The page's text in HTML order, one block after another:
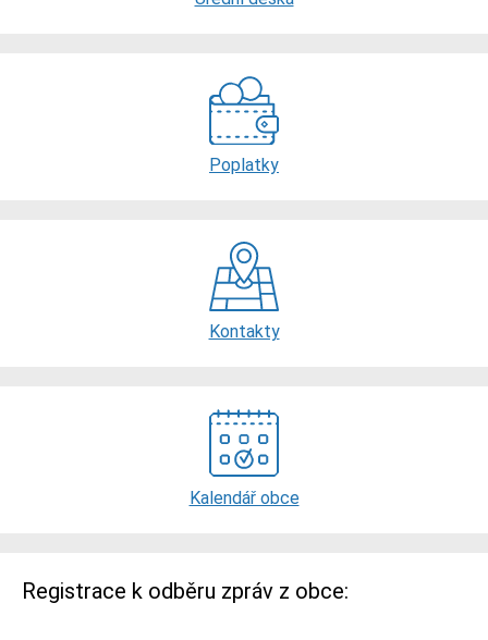
Poplatky
Kontakty
Kalendář obce
Registrace k odběru zpráv z obce: